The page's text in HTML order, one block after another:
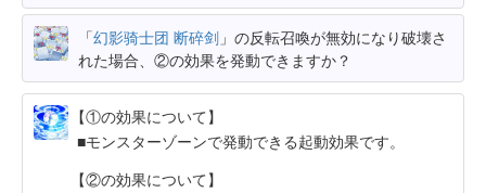
「幻影骑士团 断碎剑 」の反転召喚が無効になり破壊さ
れた場合、②の効果を発動できますか？
【①の効果について】
モンスターゾーンで発動できる起動効果です。
【②の効果について】